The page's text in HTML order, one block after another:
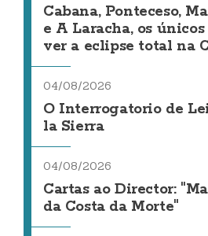
Cabana, Ponteceso,
e A Laracha, os
ver a eclipse total na
04/08/2026
O Interrogatorio de
la Sierra
04/08/2026
Cartas ao Director:
da Costa da Morte"